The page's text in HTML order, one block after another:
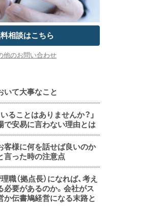
相談はこちら
他のお問い合わせ
いて大事なこと
ることはありませんか？」
で安易に言わない理由とは
客様に何を話せば良いのか
言った時の注意点
職（拠点長）になれば、考え
必要があるのか。会社がス
か伝書鳩経営になる末路と